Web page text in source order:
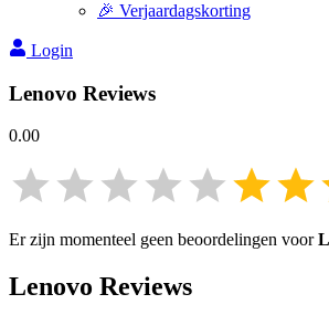
🎉 Verjaardagskorting
Login
Lenovo Reviews
0.00
Er zijn momenteel geen beoordelingen voor
Lenovo Reviews